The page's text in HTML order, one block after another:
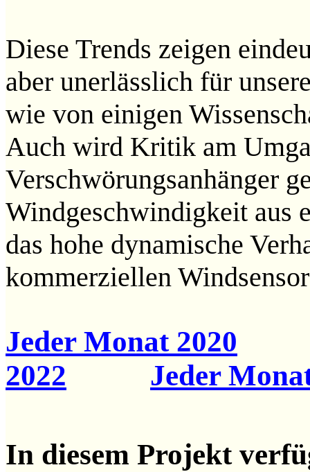
Diese Trends zeigen
aber unerlässlich für
wie von einigen
Auch wird Kritik am
Verschwörungsanhänger
Windgeschwindigkeit aus
das hohe dynamische
kommerziellen
Jeder Monat 2020
2022
Jeder
In diesem Projekt